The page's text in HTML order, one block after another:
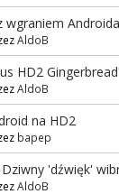
wgraniem Androida
AldoB
HD2
AldoB
na HD2
bapep
'dźwięk'
AldoB